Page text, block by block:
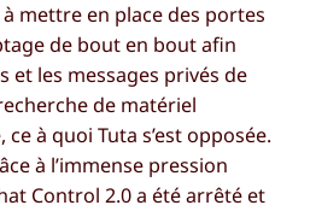
mettre en place des portes
de bout en bout afin
et les messages privés de
de matériel
à quoi Tuta s’est opposée.
à l’immense pression
Control 2.0 a été arrêté et